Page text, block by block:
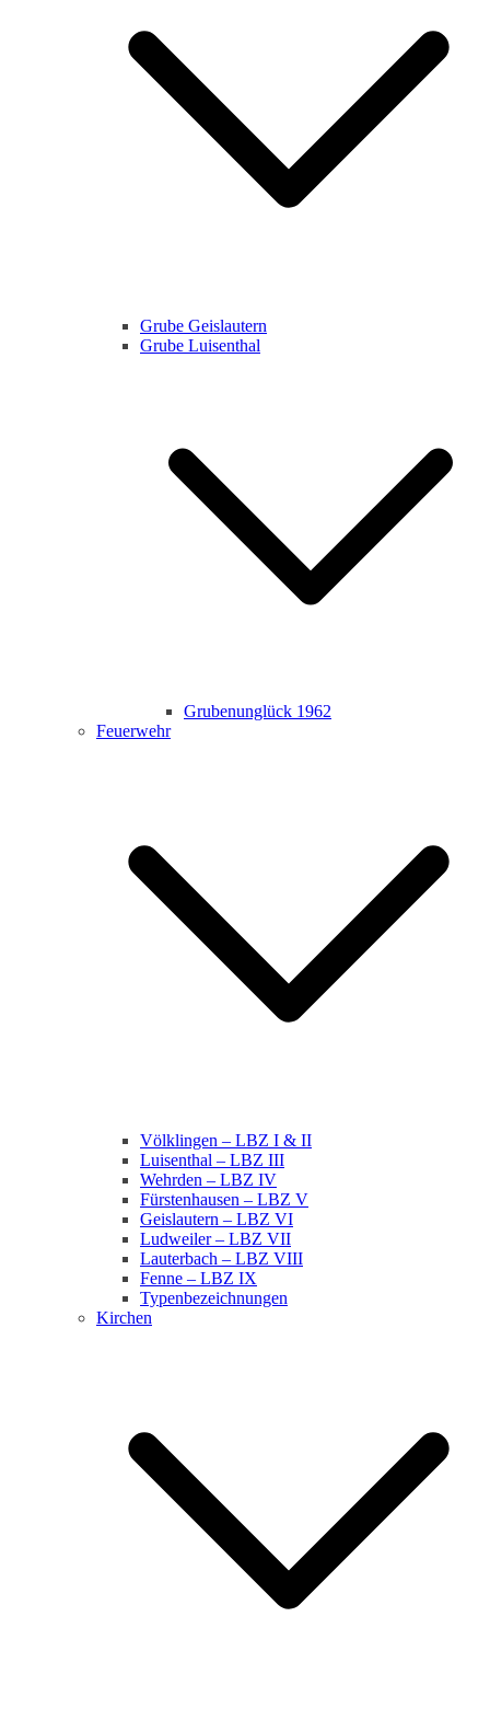
Grube Geislautern
Grube Luisenthal
Grubenunglück 1962
Feuerwehr
Völklingen – LBZ I & II
Luisenthal – LBZ III
Wehrden – LBZ IV
Fürstenhausen – LBZ V
Geislautern – LBZ VI
Ludweiler – LBZ VII
Lauterbach – LBZ VIII
Fenne – LBZ IX
Typenbezeichnungen
Kirchen